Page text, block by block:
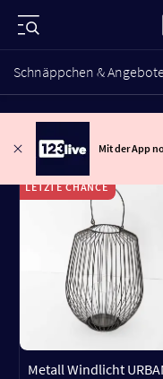
Schnäppchen &
Mit der App
LETZTE CHANCE
Metall Windlicht